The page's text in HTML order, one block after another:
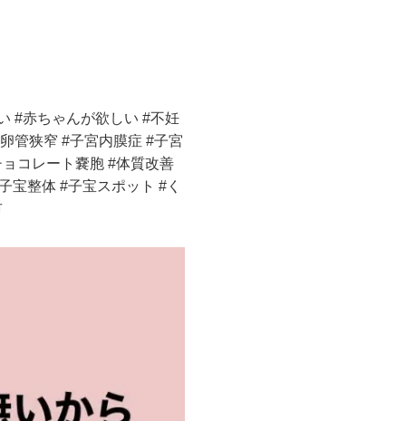
#赤ちゃんが欲しい #不妊
管狭窄 #子宮内膜症 #子宮
コレート嚢胞 #体質改善
宝整体 #子宝スポット #く